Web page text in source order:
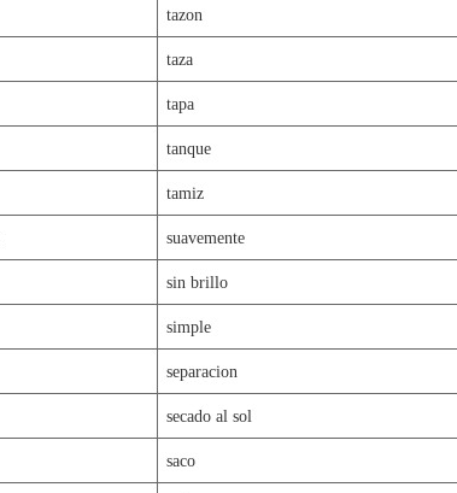
tazon
taza
tapa
tanque
tamiz
suavemente
sin brillo
simple
separacion
secado al sol
saco